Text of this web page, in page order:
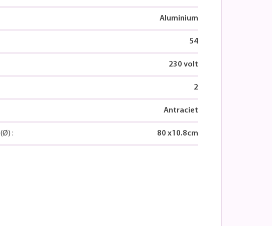
Aluminium
54
230 volt
2
Antraciet
(Ø) : 80 x10.8cm